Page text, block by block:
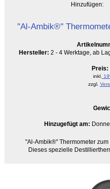
Hinzufügen:
"Al-Ambik®"
Hersteller: 2 - 4 Werktage, ab
Preis:
inkl.
zzgl.
Hinzugefügt am:
"Al-Ambik®" Thermometer
Dieses spezielle